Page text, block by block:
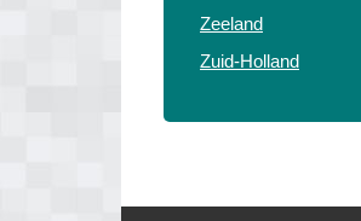
Zeeland
Zuid-Holland